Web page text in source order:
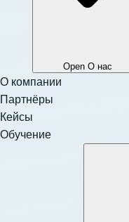
Open О нас
О компании
Партнёры
Кейсы
Обучение